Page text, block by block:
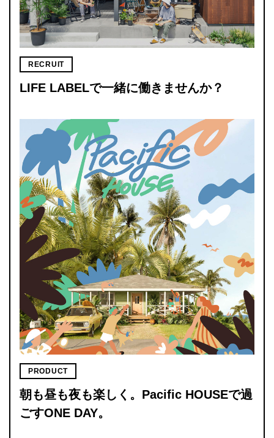
RECRUIT
LIFE LABELで一緒に働きませんか？
PRODUCT
朝も昼も夜も楽しく。Pacific HOUSEで過
ごすONE DAY。